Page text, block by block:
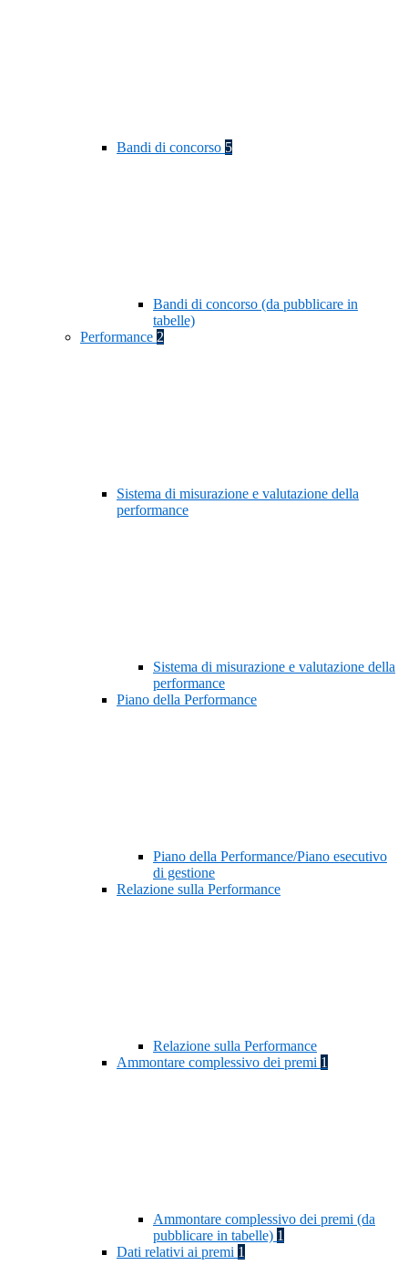
Bandi di concorso 5
Bandi di concorso (da pubblicare in
tabelle)
Performance 2
Sistema di misurazione e valutazione della
performance
Sistema di misurazione e valutazione della
performance
Piano della Performance
Piano della Performance/Piano esecutivo
di gestione
Relazione sulla Performance
Relazione sulla Performance
Ammontare complessivo dei premi 1
Ammontare complessivo dei premi (da
pubblicare in tabelle) 1
Dati relativi ai premi 1